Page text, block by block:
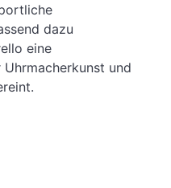
dazu
eine
und